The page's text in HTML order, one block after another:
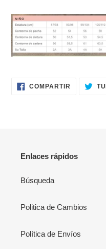
el
producto
a
tu
carrito
COMPARTIR
Enlaces rápidos
Búsqueda
Politica de Cambios
Política de Envíos